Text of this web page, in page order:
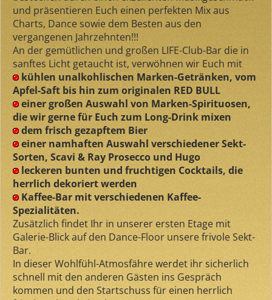
und präsentieren Euch einen perfekten Mix aus
Charts, Dance sowie dem Besten aus den
vergangenen Jahrzehnten!!!
An der gemütlichen und großen LIFE-Club-Bar die in
sanftes Licht getaucht ist, verwöhnen wir Euch mit
kühlen unalkohlischen Marken-Getränken, vom
Apfel-Saft bis hin zum originalen RED BULL
einer großen Auswahl von Marken-Spirituosen,
die wir gerne für Euch zum Long-Drink mixen
dem frisch gezapftem Bier
einer namhaften Auswahl verschiedener Sekt-
Sorten, Scavi & Ray Prosecco und Hugo
leckeren bunten und fruchtigen Cocktails, die
herrlich dekoriert werden
Kaffee-Bar mit verschiedenen Kaffee-
Spezialitäten.
Zusätzlich findet Ihr in unserer ersten Etage mit
Galerie-Blick auf den Dance-Floor unsere frivole Sekt-
Bar.
In dieser Wohlfühl-Atmosfähre werdet ihr sicherlich
schnell mit den anderen Gästen ins Gespräch
kommen und den Startschuss für einen herrlich